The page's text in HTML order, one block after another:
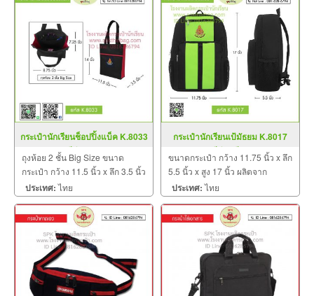
หลายลาย
กระเป๋านักเรียนช็อปปิ้งแบ็ค K.8033
สีดำ-แดง
ถุงห้อย 2 ชั้น Big Size ขนาด
กระเป๋า กว้าง 11.5 นิ้ว x ลึก 3.5 นิ้ว
x สูง 14 นิ้ว ผลิตจากวัตถุดิบเกรด A
ฝีมือการเย็บดี ดูแลทุกขั้นตอน QC
งาน 100% จำนวนผลิตขั้นต่ำ 50
ใบ
ประเทศ:ไทย
กระเป๋านักเรียนเป้มัธยม K.8017
สีดำ-เขียว
ขนาดกระเป๋า กว้าง 11.75 นิ้ว x ลึก
5.5 นิ้ว x สูง 17 นิ้ว ผลิตจาก
วัตถุดิบเกรด A ฝีมือการเย็บดี ดูแล
ทุกขั้นตอน QC งาน 100% จำนวน
ผลิตขั้นต่ำ 30 ใบ มีหลายสีให้เลือก
ประเทศ:ไทย